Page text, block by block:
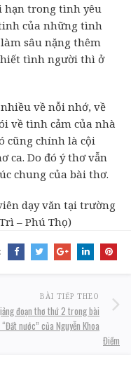
hạn trong tình yêu
của những tình
sâu nặng thêm
tình người thì ở
về nỗi nhớ, về
về tình cảm của nhà
cũng chính là cội
ca. Do đó ý thơ vẫn
chung của bài thơ.
dạy văn tại trường
– Phú Thọ)
BÀI TIẾP THEO
đoạn thơ thứ 2 trong bài
nước” của Nguyễn Khoa
Điềm